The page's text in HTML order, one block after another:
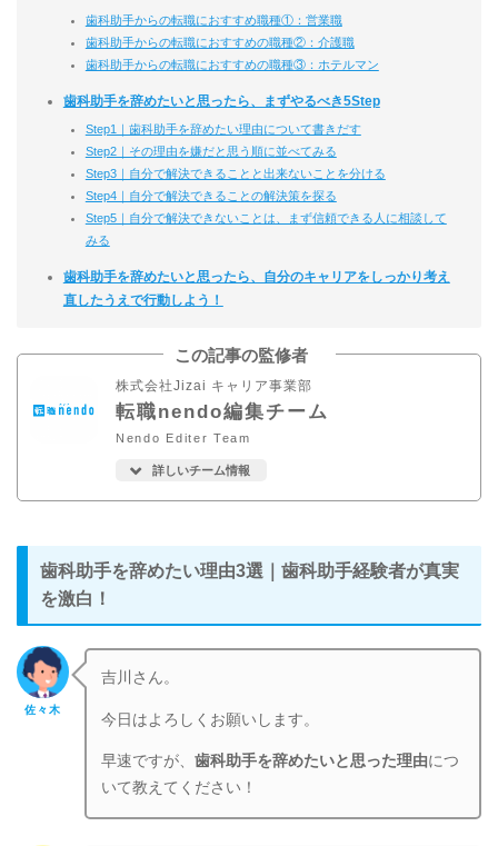
歯科助手からの転職におすすめ職種①：営業職
歯科助手からの転職におすすめの職種②：介護職
歯科助手からの転職におすすめの職種③：ホテルマン
歯科助手を辞めたいと思ったら、まずやるべき5Step
Step1｜歯科助手を辞めたい理由について書きだす
Step2｜その理由を嫌だと思う順に並べてみる
Step3｜自分で解決できることと出来ないことを分ける
Step4｜自分で解決できることの解決策を探る
Step5｜自分で解決できないことは、まず信頼できる人に相談して
みる
歯科助手を辞めたいと思ったら、自分のキャリアをしっかり考え
直したうえで行動しよう！
この記事の監修者
株式会社Jizai キャリア事業部
転職nendo編集チーム
Nendo Editer Team
詳しいチーム情報
歯科助手を辞めたい理由3選｜歯科助手経験者が真実
を激白！
佐々木
吉川さん。
今日はよろしくお願いします。
早速ですが、歯科助手を辞めたいと思った理由につ
いて教えてください！